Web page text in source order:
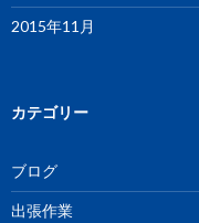
2015年11月
カテゴリー
ブログ
出張作業